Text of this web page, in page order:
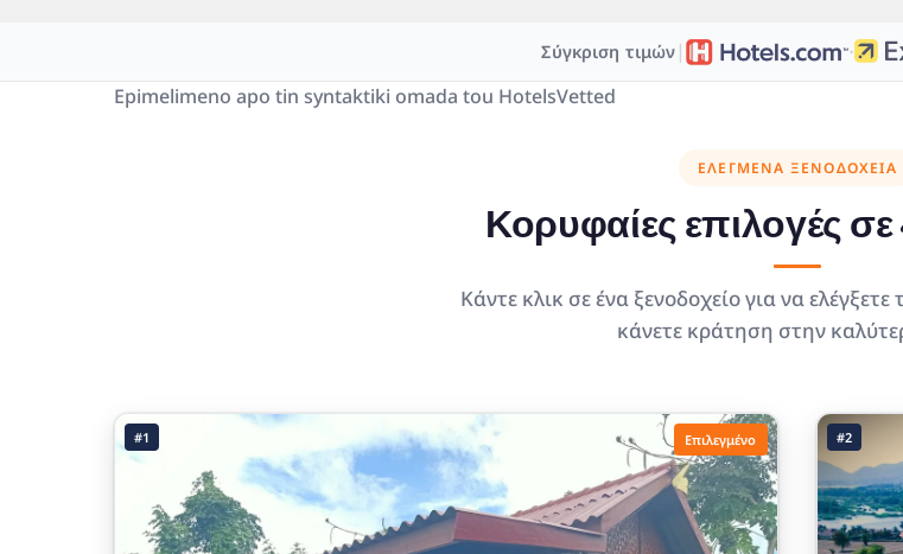
Σύγκριση τιμών | ·
Epimelimeno apo tin syntaktiki omada tou HotelsVetted
ΕΛΕΓΜΈΝΑ ΞΕΝΟΔΟΧΕΊΑ
Κορυφαίες επιλογές σε
Κάντε κλικ σε ένα ξενοδοχείο για να
κάνετε κράτηση στην
#1 Επιλεγμένο #2